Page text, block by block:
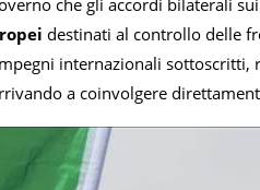
destinati al controllo delle
internazionali sottoscritti,
a coinvolgere